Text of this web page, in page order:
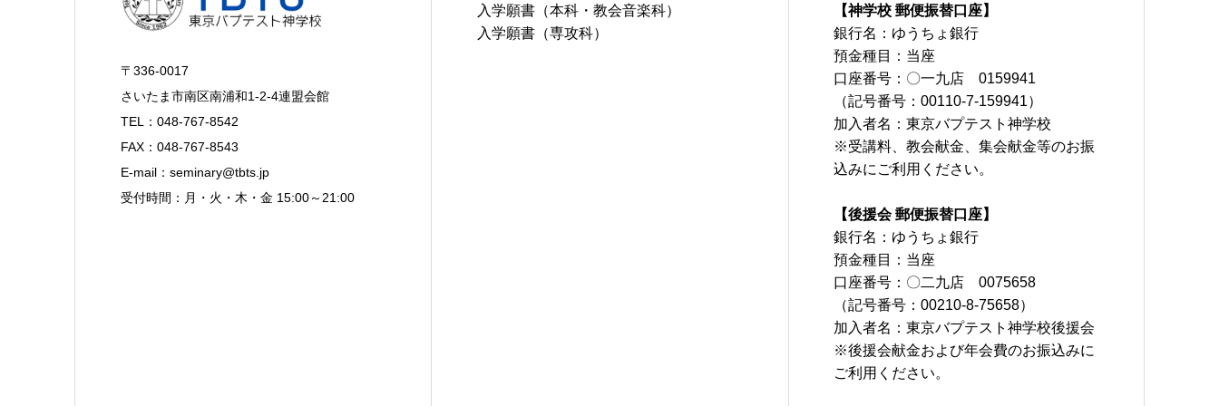
〒336-0017
さいたま市南区南浦和1-2-4連盟会館
TEL：048-767-8542
FAX：048-767-8543
E-mail：seminary@tbts.jp
受付時間：月・火・木・金 15:00～21:00
入学願書（本科・教会音楽科）
入学願書（専攻科）
【神学校 郵便振替口座】
銀行名：ゆうちょ銀行
預金種目：当座
口座番号：〇一九店 0159941
（記号番号：00110-7-159941）
加入者名：東京バプテスト神学校
※受講料、教会献金、集会献金等のお振
込みにご利用ください。
【後援会 郵便振替口座】
銀行名：ゆうちょ銀行
預金種目：当座
口座番号：〇二九店 0075658
（記号番号：00210-8-75658）
加入者名：東京バプテスト神学校後援会
※後援会献金および年会費のお振込みに
ご利用ください。